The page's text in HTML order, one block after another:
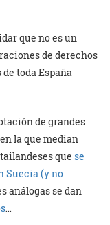
que no es un
de derechos
toda España
de grandes
la que median
que se
Suecia (y no
análogas se dan
…